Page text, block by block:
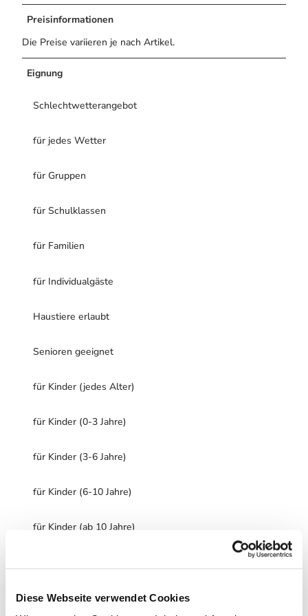
Diese Webseite verwendet Cookies
Preisinformationen
Die Preise variieren je nach Artikel.
Eignung
Schlechtwetterangebot
für jedes Wetter
für Gruppen
für Schulklassen
für Familien
für Individualgäste
Haustiere erlaubt
Senioren geeignet
für Kinder (jedes Alter)
für Kinder (0-3 Jahre)
für Kinder (3-6 Jahre)
für Kinder (6-10 Jahre)
für Kinder (ab 10 Jahre)